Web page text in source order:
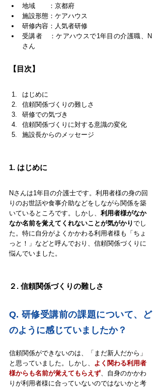
地域　　：京都府
施設形態：ケアハウス
研修内容：人気者研修
受講者　：ケアハウスで1年目の介護職、N
さん
【目次】
はじめに
信頼関係づくりの難しさ
研修での気づき
信頼関係づくりに対する意識の変化
施設長からのメッセージ
1. はじめに
Nさんは1年目の介護士です。利用者様の身の回
りのお世話や食事介助などをしながら関係を築
いているところです。しかし、 利用者様がなか
なか名前を覚えてくれないことが気がかりでし
た。特に自分がよくかかわる利用者様も「ちょ
っと！」などと呼んでおり、信頼関係づくりに
悩んでいました。
２. 信頼関係づくりの難しさ
Q. 研修受講前の課題について、ど
のように感じていましたか？
信頼関係ができないのは、「まだ新人だから」
と思っていました。しかし、 よく関わる利用者
様からも名前が覚えてもらえず、自身のかかわ
りが利用者様に合っていないのではないかと考